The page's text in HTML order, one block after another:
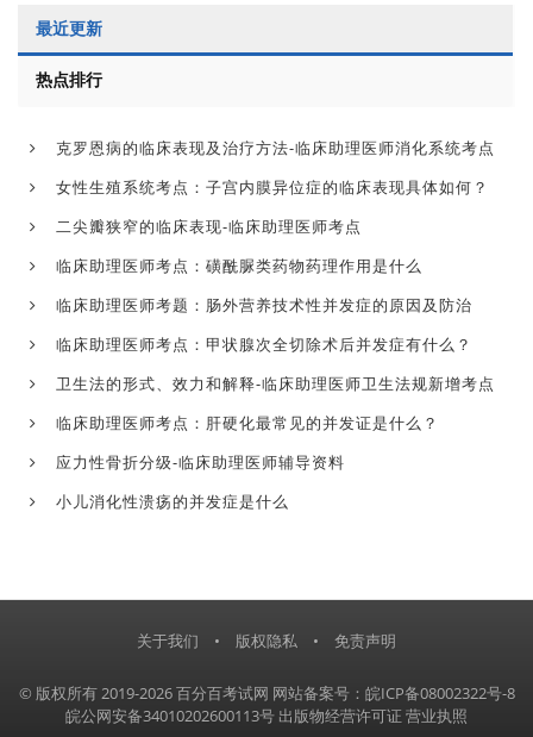
最近更新
热点排行
克罗恩病的临床表现及治疗方法-临床助理医师消化系统考点
女性生殖系统考点：子宫内膜异位症的临床表现具体如何？
二尖瓣狭窄的临床表现-临床助理医师考点
临床助理医师考点：磺酰脲类药物药理作用是什么
临床助理医师考题：肠外营养技术性并发症的原因及防治
临床助理医师考点：甲状腺次全切除术后并发症有什么？
卫生法的形式、效力和解释-临床助理医师卫生法规新增考点
临床助理医师考点：肝硬化最常见的并发证是什么？
应力性骨折分级-临床助理医师辅导资料
小儿消化性溃疡的并发症是什么
关于我们 • 版权隐私 • 免责声明
© 版权所有 2019-2026 百分百考试网 网站备案号：皖ICP备08002322号-8
皖公网安备34010202600113号 出版物经营许可证营业执照